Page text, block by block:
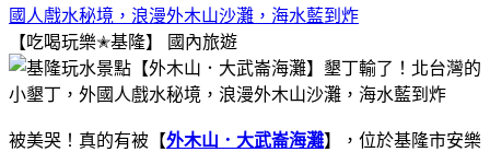
國人戲水秘境，浪漫外木山沙灘，海水藍到炸
【吃喝玩樂✭基隆】
國內旅遊
被美哭！真的有被【外木山．大武崙海灘】，位於基隆市安樂